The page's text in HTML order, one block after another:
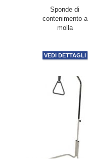
Sponde di
contenimento a
molla
VEDI DETTAGLI